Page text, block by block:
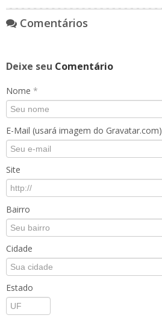
Comentários
Deixe seu Comentário
Nome *
E-Mail (usará imagem do Gravatar.com)
Site
Bairro
Cidade
Estado